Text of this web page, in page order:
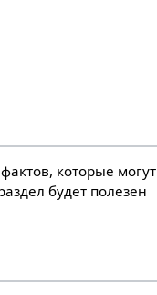
которые могут
будет полезен